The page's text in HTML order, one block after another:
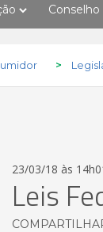
Conselho
>
23/03/18 às
Leis